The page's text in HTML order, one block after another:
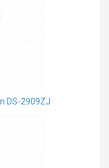
DS-2909ZJ